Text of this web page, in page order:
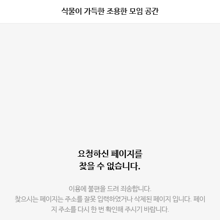
식물이 가득한 조용한 모임 공간
요청하신 페이지를
찾을 수 없습니다.
이용에 불편을 드려 죄송합니다.
찾으시는 페이지는 주소를 잘못 입력하였거나 삭제된 페이지 입니다. 페이
지 주소를 다시 한 번 확인해 주시기 바랍니다.